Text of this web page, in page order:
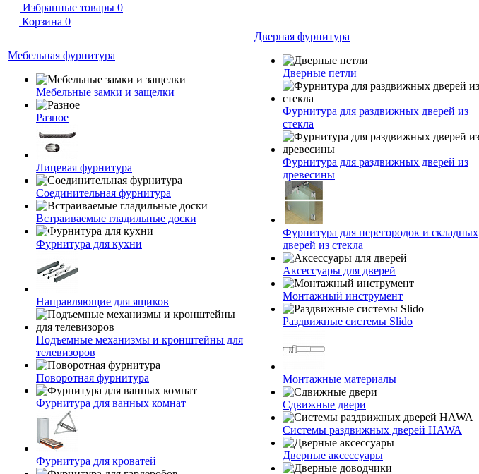
Избранные товары 0
Корзина 0
Мебельная фурнитура
Мебельные замки и защелки
Разное
Лицевая фурнитура
Соединительная фурнитура
Встраиваемые гладильные доски
Фурнитура для кухни
Направляющие для ящиков
Подъемные механизмы и кронштейны для
телевизоров
Поворотная фурнитура
Фурнитура для ванных комнат
Фурнитура для кроватей
Дверная фурнитура
Дверные петли
Фурнитура для раздвижных дверей из
стекла
Фурнитура для раздвижных дверей из
древесины
Фурнитура для перегородок и складных
дверей из стекла
Аксессуары для дверей
Монтажный инструмент
Раздвижные системы Slido
Монтажные материалы
Сдвижные двери
Системы раздвижных дверей HAWA
Дверные аксессуары